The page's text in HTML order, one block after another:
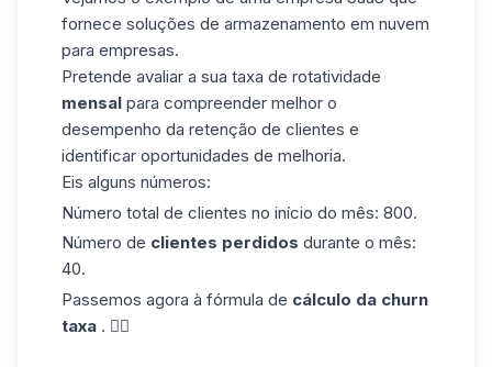
fornece soluções de armazenamento em nuvem
para empresas.
Pretende avaliar a sua taxa de rotatividade
mensal para compreender melhor o
desempenho da retenção de clientes e
identificar oportunidades de melhoria.
Eis alguns números:
Número total de clientes no início do mês: 800.
Número de clientes perdidos durante o mês:
40.
Passemos agora à fórmula de cálculo da churn
taxa . 👇🏼